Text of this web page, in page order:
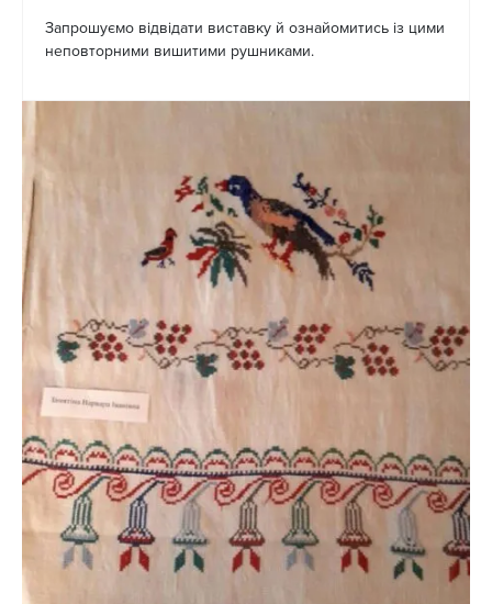
Запрошуємо відвідати виставку й ознайомитись із цими
неповторними вишитими рушниками.